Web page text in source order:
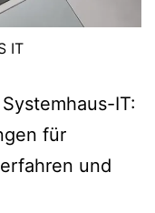
IT
IT:
für
und